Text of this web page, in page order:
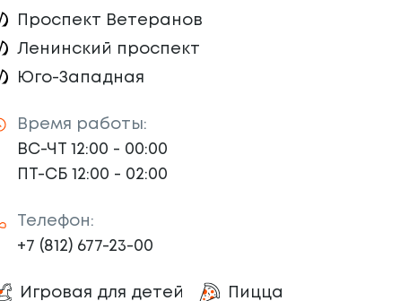
Проспект Ветеранов
Ленинский проспект
Юго-Западная
Время работы:
ВС-ЧТ 12:00 - 00:00
ПТ-СБ 12:00 - 02:00
Телефон:
+7 (812) 677-23-00
Игровая для детей Пицца